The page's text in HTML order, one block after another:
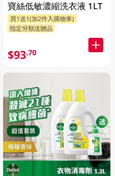
寶絲低敏濃縮洗衣液 1LT
買1送1(加2件入購物車)
指定分類送贈品
$93.70